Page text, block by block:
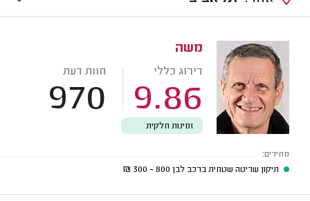
משה
דירוג כללי
9.86
חוות דעת
970
זמינות חלקית
מחירים:
תיקון שריטה שטחית ברכב לבן 800 - 300
₪